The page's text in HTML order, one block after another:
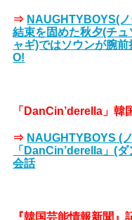
⇒ NAUGHTYBOYS(
結束を固めた秋夕(チ
ャギ)ではソウンが腕
O!
「DanCin’derella」韓
⇒ NAUGHTYBOYS (
「DanCin’derella」(
会話
『韓国芸能情報新聞』